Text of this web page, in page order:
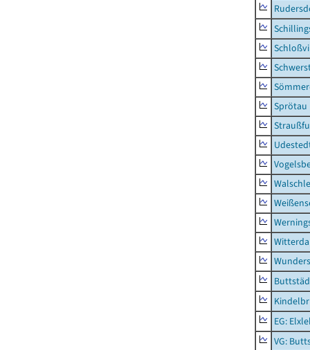
Sprötau
Witterda
EG:
VG: